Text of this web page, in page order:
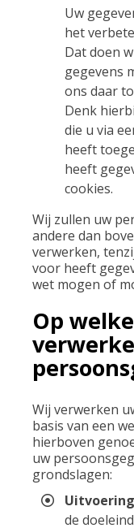
Uw
het
Dat doen
gegevens
ons daar
Denk
die u via
heeft
heeft
cookies.
Wij zullen uw
andere dan
verwerken,
voor heeft
wet mogen of
Op
Wij verwerken
basis van een
hierboven
uw
grondslagen:
de